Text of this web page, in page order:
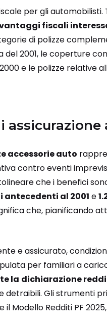
per gli automobilisti.
fiscali
di polizze
2001, le coperture
e le polizze relative
assicurazione
accessorie auto
contro eventi
che i benefici
antecedenti al 2001 e
che, pianificando
e assicurato,
per familiari a
la dichiarazione
detraibili. Gli strumenti
e il Modello Redditi PF